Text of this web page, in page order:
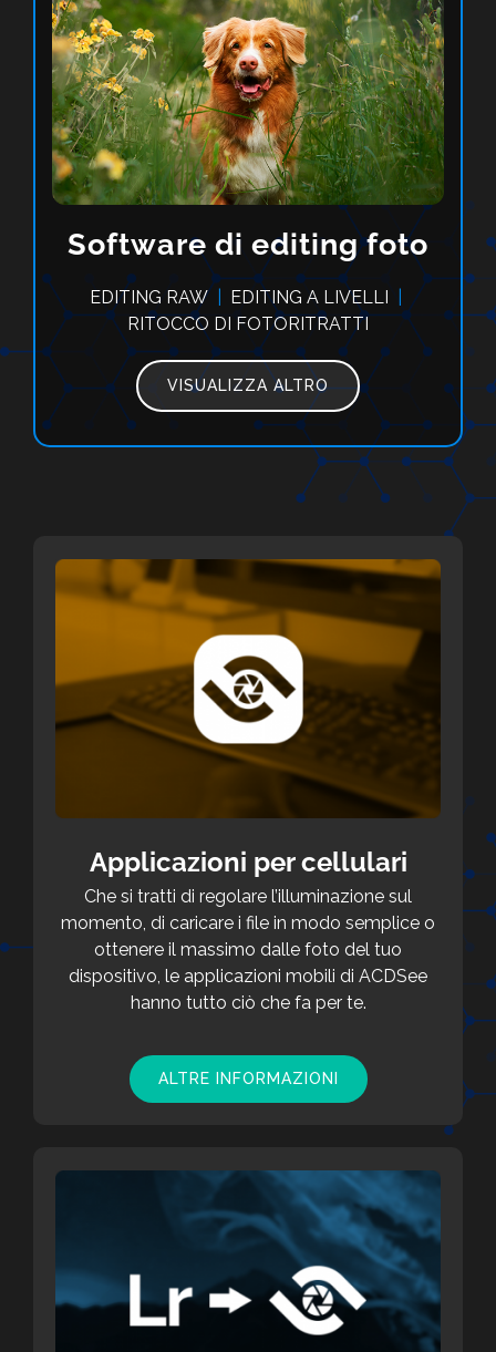
Software di editing foto
EDITING RAW EDITING A LIVELLI
RITOCCO DI FOTORITRATTI
VISUALIZZA ALTRO
Applicazioni per cellulari
Che si tratti di regolare l’illuminazione sul
momento, di caricare i file in modo semplice o
ottenere il massimo dalle foto del tuo
dispositivo, le applicazioni mobili di ACDSee
hanno tutto ciò che fa per te.
ALTRE INFORMAZIONI